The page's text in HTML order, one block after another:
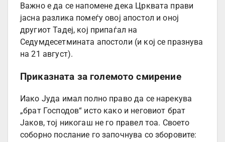
Важно е да се напомене дека Црквата прави
јасна разлика помеѓу овој апостол и оној
другиот Тадеј, кој припаѓал на
Седумдесетмината апостоли (и кој се празнува
на 21 август).
Приказната за големото смирение
Иако Јуда имал полно право да се нарекува
„брат Господов“ исто како и неговиот брат
Јаков, тој никогаш не го правел тоа. Своето
соборно послание го започнува со зборовите: